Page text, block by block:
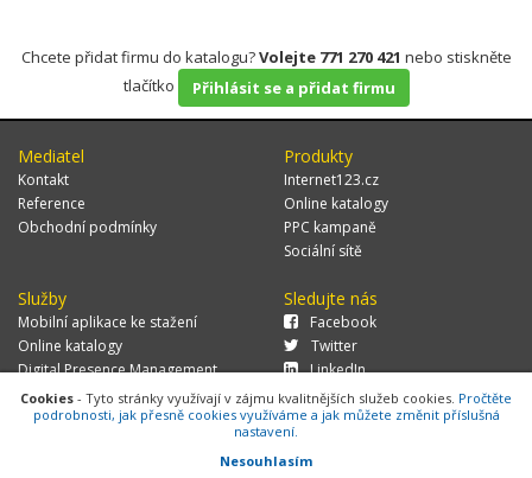
Chcete přidat firmu do katalogu?Volejte 771 270 421 nebo stiskněte
tlačítko
Přihlásit se a přidat firmu
Mediatel
Kontakt
Reference
Obchodní podmínky
Produkty
Internet123.cz
Online katalogy
PPC kampaně
Sociální sítě
Služby
Mobilní aplikace ke stažení
Online katalogy
Digital Presence Management
Více zákazníků
Sledujte nás
Facebook
Twitter
LinkedIn
© 2026 MEDIATEL CZ, s.r.o.,Za Potokem 46/4, 106 00 Praha 10, tel.:
Cookies - Tyto stránky využívají v zájmu kvalitnějších služeb cookies. Pročtěte
podrobnosti, jak přesně cookies využíváme a jak můžete změnit příslušná
nastavení.
Nesouhlasím